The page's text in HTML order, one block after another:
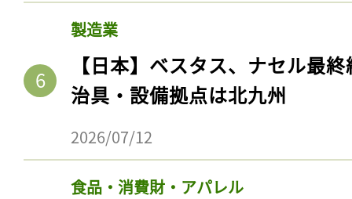
製造業
【日本】ベスタス、ナセル最
治具・設備拠点は北九州
2026/07/12
食品・消費財・アパレル